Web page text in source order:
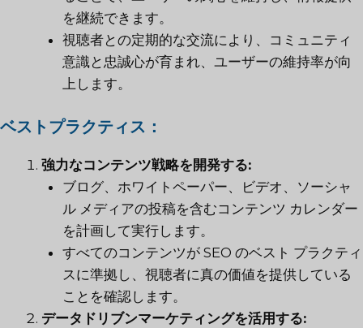
を継続できます。
視聴者との定期的な交流により、コミュニティ
意識と忠誠心が育まれ、ユーザーの維持率が向
上します。
ベストプラクティス：
強力なコンテンツ戦略を開発する:
ブログ、ホワイトペーパー、ビデオ、ソーシャ
ル メディアの投稿を含むコンテンツ カレンダー
を計画して実行します。
すべてのコンテンツが SEO のベスト プラクティ
スに準拠し、視聴者に真の価値を提供している
ことを確認します。
データドリブンマーケティングを活用する: